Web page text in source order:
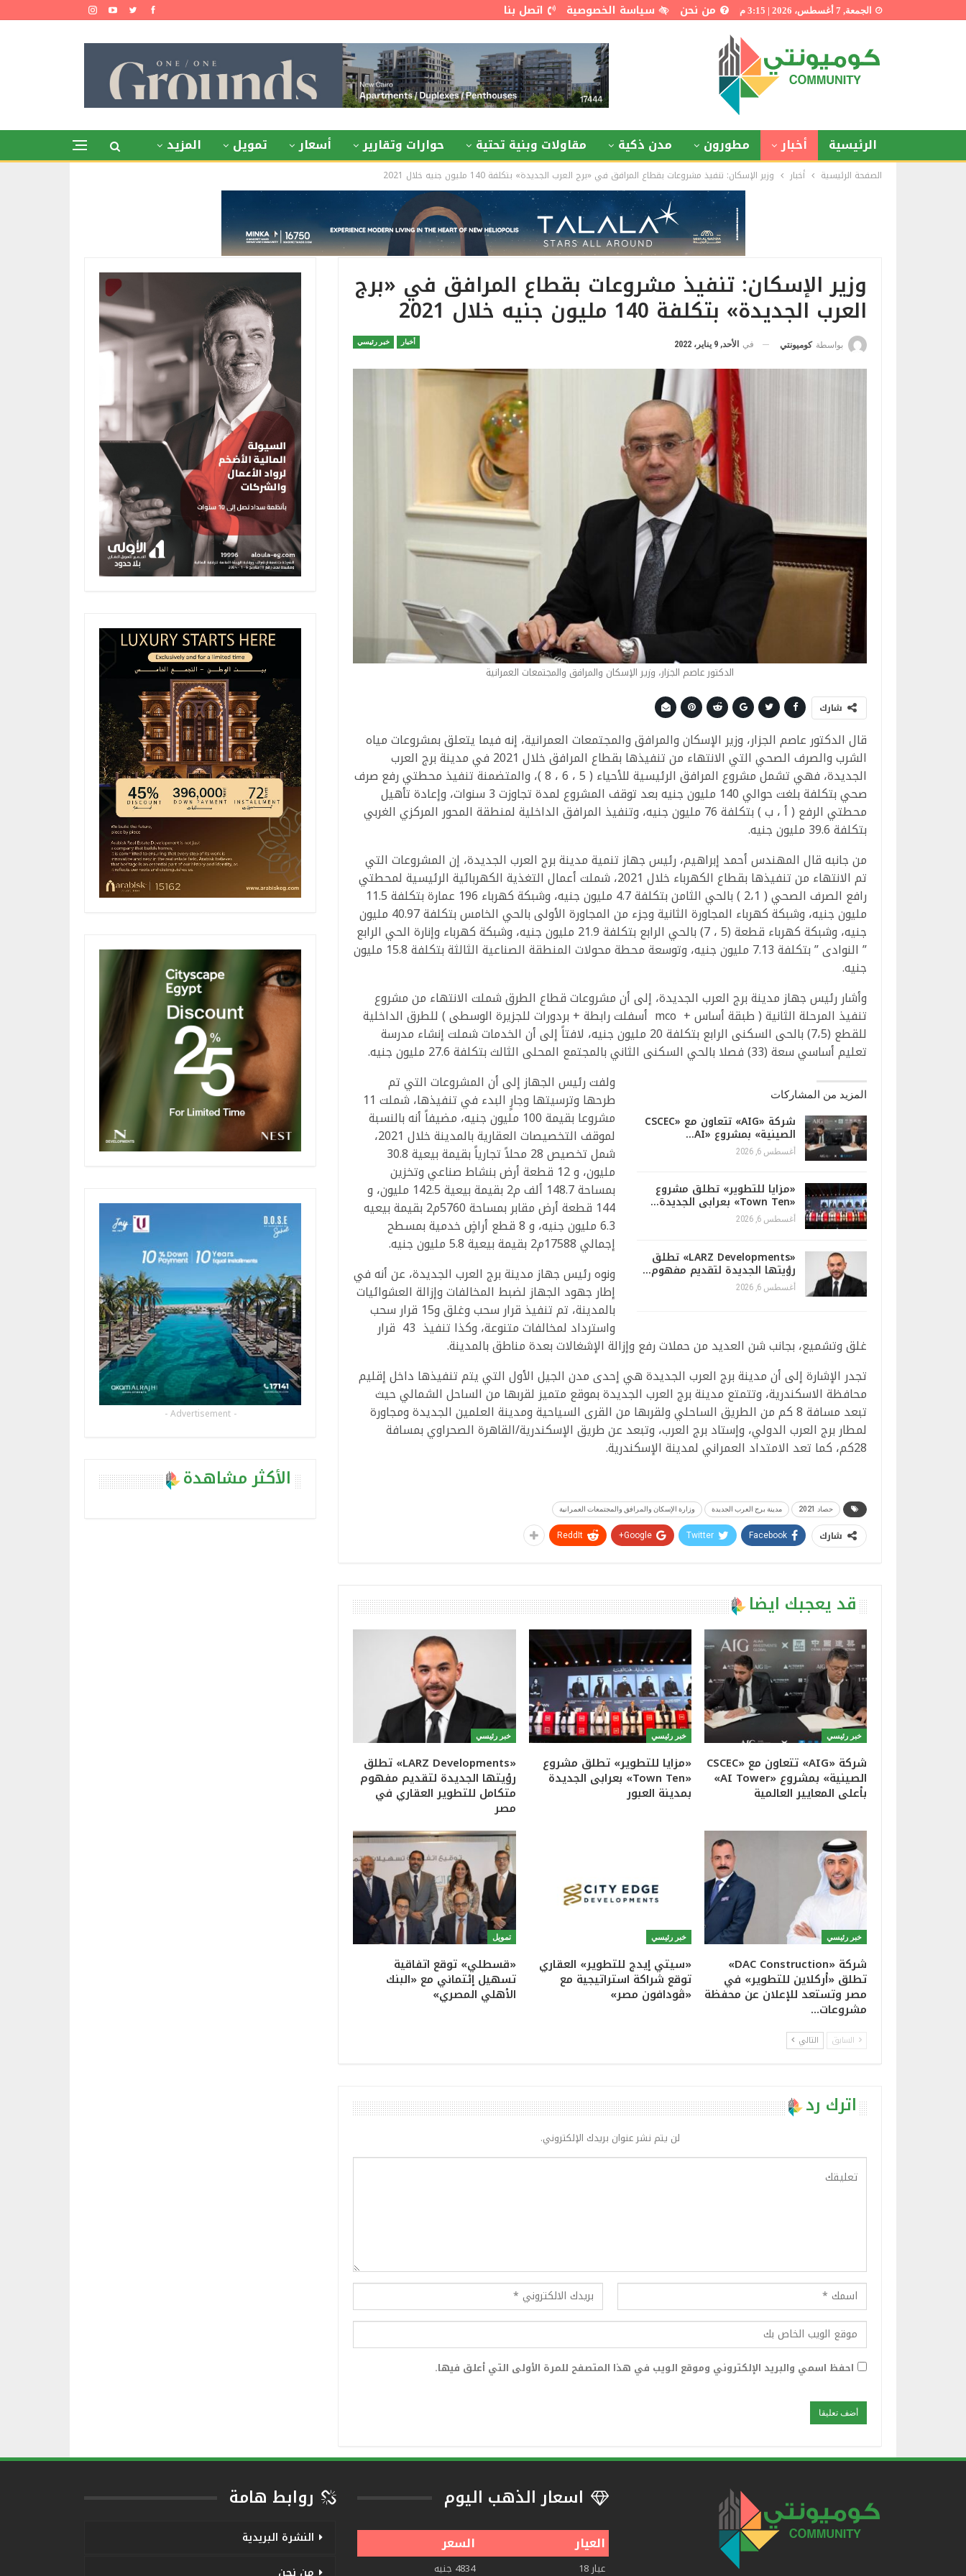
الجمعة, 7 أغسطس، 2026 | 3:15 م من نحن سياسة الخصوصية اتصل بنا
الرئيسية أخبار مطورون مدن ذكية مقاولات وبنية تحتية حوارات وتقارير أسعار تمويل المزيد
الصفحة الرئيسية أخبار وزير الإسكان: تنفيذ مشروعات بقطاع المرافق في «برج العرب الجديدة» بتكلفة 140 مليون جنيه خلال 2021
وزير الإسكان: تنفيذ مشروعات بقطاع المرافق في «برج
العرب الجديدة» بتكلفة 140 مليون جنيه خلال 2021
أخبار خبر رئيسي بواسطة كوميونتي في الأحد, 9 يناير، 2022
الدكتور عاصم الجزار، وزير الإسكان والمرافق والمجتمعات العمرانية
شارك
قال الدكتور عاصم الجزار، وزير الإسكان والمرافق والمجتمعات العمرانية، إنه فيما يتعلق بمشروعات مياه
الشرب والصرف الصحي التي الانتهاء من تنفيذها بقطاع المرافق خلال 2021 في مدينة برج العرب
الجديدة، فهي تشمل مشروع المرافق الرئيسية للأحياء ( 5 ، 6 ، 8 )، والمتضمنة تنفيذ محطتي رفع صرف
صحي بتكلفة بلغت حوالي 140 مليون جنيه بعد توقف المشروع لمدة تجاوزت 3 سنوات، وإعادة تأهيل
محطتي الرفع ( أ ، ب ) بتكلفة 76 مليون جنيه، وتنفيذ المرافق الداخلية لمنطقة المحور المركزي الغربي
بتكلفة 39.6 مليون جنيه.
من جانبه قال المهندس أحمد إبراهيم، رئيس جهاز تنمية مدينة برج العرب الجديدة، إن المشروعات التي
تم الانتهاء من تنفيذها بقطاع الكهرباء خلال 2021، شملت أعمال التغذية الكهربائية الرئيسية لمحطتي
رافع الصرف الصحي ( 2،1 ) بالحي الثامن بتكلفة 4.7 مليون جنيه، وشبكة كهرباء 196 عمارة بتكلفة 11.5
مليون جنيه، وشبكة كهرباء المجاورة الثانية وجزء من المجاورة الأولى بالحي الخامس بتكلفة 40.97 مليون
جنيه، وشبكة كهرباء قطعة (5 ، 7) بالحي الرابع بتكلفة 21.9 مليون جنيه، وشبكة كهرباء وإنارة الحي الرابع
” النوادى ” بتكلفة 7.13 مليون جنيه، وتوسعة محطة محولات المنطقة الصناعية الثالثة بتكلفة 15.8 مليون
جنيه.
وأشار رئيس جهاز مدينة برج العرب الجديدة، إلى أن مشروعات قطاع الطرق شملت الانتهاء من مشروع
تنفيذ المرحلة الثانية ( طبقة أساس + mco أسفلت رابطة + بردورات للجزيرة الوسطى ) للطرق الداخلية
للقطع (7،5) بالحى السكنى الرابع بتكلفة 20 مليون جنيه، لافتاً إلى أن الخدمات شملت إنشاء مدرسة
تعليم أساسي سعة (33) فصلا بالحي السكنى الثاني بالمجتمع المحلى الثالث بتكلفة 27.6 مليون جنيه.
المزيد من المشاركات
شركة «AIG» تتعاون مع «CSCEC
الصينية» بمشروع «AI…
أغسطس 6, 2026
«مزايا للتطوير» تطلق مشروع
«Town Ten» بعرابى الجديدة…
أغسطس 6, 2026
«LARZ Developments» تطلق
رؤيتها الجديدة لتقديم مفهوم…
أغسطس 6, 2026
ولفت رئيس الجهاز إلى أن المشروعات التي تم
طرحها وترسيتها وجارٍ البدء في تنفيذها، شملت 11
مشروعا بقيمة 100 مليون جنيه، مضيفاً أنه بالنسبة
لموقف التخصيصات العقارية بالمدينة خلال 2021،
شمل تخصيص 28 محلاً تجارياً بقيمة بيعية 30.8
مليون، و 12 قطعة أرض بنشاط صناعي وتخزين
بمساحة 148.7 ألف م2 بقيمة بيعية 142.5 مليون، و
144 قطعة أرض مقابر بمساحة 5760م2 بقيمة بيعيه
6.3 مليون جنيه، و 8 قطع أراضٍ خدمية بمسطح
إجمالي 17588م2 بقيمة بيعية 5.8 مليون جنيه.
ونوه رئيس جهاز مدينة برج العرب الجديدة، عن أنه في
إطار جهود الجهاز لضبط المخالفات وإزالة العشوائيات
بالمدينة، تم تنفيذ قرار سحب وغلق و15 قرار سحب
واسترداد لمخالفات متنوعة، وكذا تنفيذ 43 قرار
غلق وتشميع، بجانب شن العديد من حملات رفع وإزالة الإشغالات بعدة مناطق بالمدينة.
تجدر الإشارة إلى أن مدينة برج العرب الجديدة هي إحدى مدن الجيل الأول التي يتم تنفيذها داخل إقليم
محافظة الاسكندرية، وتتمتع مدينة برج العرب الجديدة بموقع متميز لقربها من الساحل الشمالي حيث
تبعد مسافة 8 كم من الطريق الساحلي ولقربها من القرى السياحية ومدينة العلمين الجديدة ومجاورة
لمطار برج العرب الدولي، وإستاد برج العرب، وتبعد عن طريق الإسكندرية/القاهرة الصحراوي بمسافة
28كم، كما تعد الامتداد العمراني لمدينة الإسكندرية.
حصاد 2021 مدينة برج العرب الجديدة وزارة الإسكان والمرافق والمجتمعات العمرانية
شارك Facebook
Twitter
Google+
ReddIt
قد يعجبك ايضا
خبر رئيسي
شركة «AIG» تتعاون مع «CSCEC
الصينية» بمشروع «AI Tower»
بأعلى المعايير العالمية
خبر رئيسي
«مزايا للتطوير» تطلق مشروع
«Town Ten» بعرابى الجديدة
بمدينة العبور
خبر رئيسي
«LARZ Developments» تطلق
رؤيتها الجديدة لتقديم مفهوم
متكامل للتطوير العقاري في
مصر
خبر رئيسي
شركة «DAC Construction»
تطلق «أركلاين للتطوير» في
مصر وتستعد للإعلان عن محفظة
مشروعات…
خبر رئيسي
«سيتي إيدج للتطوير» العقاري
توقع شراكة استراتيجية مع
«ڤودافون مصر»
تمويل
«قسطلي» توقع اتفاقية
تسهيل إئتماني مع «البنك
الأهلي المصري»
السابق التالي
اترك رد
لن يتم نشر عنوان بريدك الإلكتروني.
احفظ اسمي والبريد الإلكتروني وموقع الويب في هذا المتصفح للمرة الأولى التي أعلق فيها.
- Advertisement -
الأكثر مشاهدة
اسعار الذهب اليوم
العيار السعر
عيار 18 4834 جنيه
روابط هامة
النشرة البريدية